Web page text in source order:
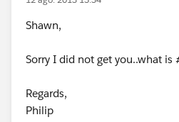
Shawn,
Sorry I did not get you..what is
Regards,
Philip